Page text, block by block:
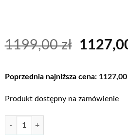
1199,00zł
Poprzednia najniższa cena: 1127,00
Produkt dostępny na zamówienie
ilość CORDOBA stół + 4 krzesła
Alternative: